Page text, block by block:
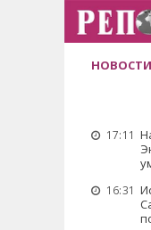
17:11
16:31